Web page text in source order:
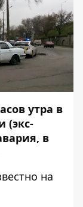
утра в
(экс-
в
на